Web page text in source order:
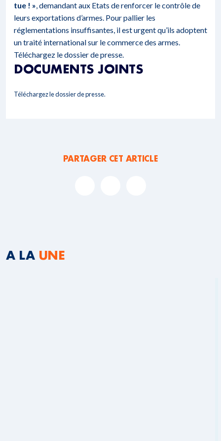
tue ! », demandant aux Etats de renforcer le contrôle de
leurs exportations d’armes. Pour pallier les
réglementations insuffisantes, il est urgent qu’ils adoptent
un traité international sur le commerce des armes.
Téléchargez le dossier de presse.
DOCUMENTS JOINTS
Téléchargez le dossier de presse.
PARTAGER CET ARTICLE
A LA UNE